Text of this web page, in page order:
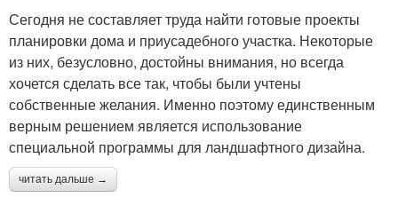
Сегодня не составляет труда найти готовые проекты
планировки дома и приусадебного участка. Некоторые
из них, безусловно, достойны внимания, но всегда
хочется сделать все так, чтобы были учтены
собственные желания. Именно поэтому единственным
верным решением является использование
специальной программы для ландшафтного дизайна.
читать дальше →